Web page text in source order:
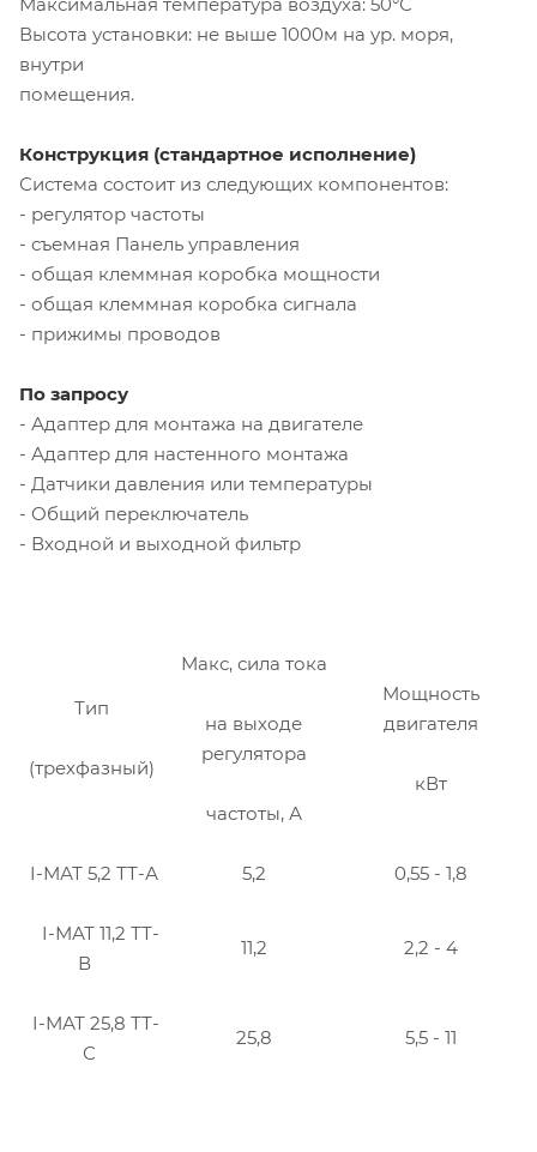
Высота установки: не выше 1000м на ур. моря,
внутри
помещения.
Конструкция (стандартное исполнение)
Система состоит из следующих компонентов:
- регулятор частоты
- съемная Панель управления
- общая клеммная коробка мощности
- общая клеммная коробка сигнала
- прижимы проводов
По запросу
- Адаптер для монтажа на двигателе
- Адаптер для настенного монтажа
- Датчики давления или температуры
- Общий переключатель
- Входной и выходной фильтр
Тип
(трехфазный)
Макс, сила тока
на выходе
регулятора
частоты, А
Мощность
двигателя
кВт
I-МАТ 5,2 ТТ-А 5,2 0,55 - 1,8
I-МАТ 11,2 ТТ-
В
11,2 2,2 - 4
I-МАТ 25,8 ТТ-
С
25,8 5,5 - 11